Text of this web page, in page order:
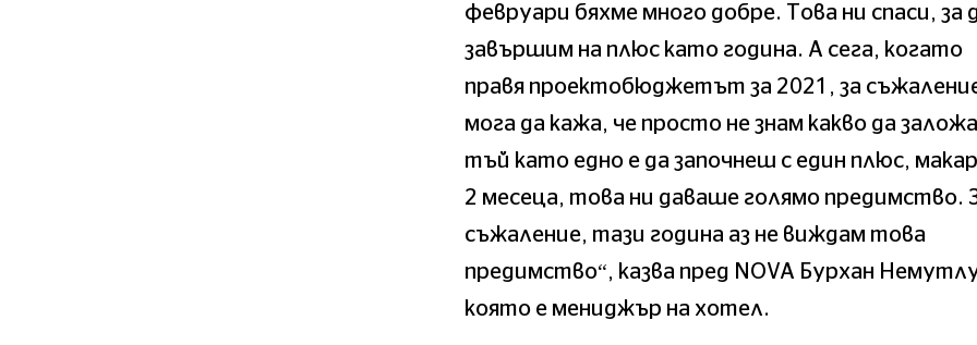
февруари бяхме много добре. Това ни спаси, за
завършим на плюс като година. А сега, когато
правя проектобюджетът за 2021, за
мога да кажа, че просто не знам какво да
тъй като едно е да започнеш с един плюс,
2 месеца, това ни даваше голямо предимство.
съжаление, тази година аз не виждам това
предимство“, казва пред NOVA Бурхан
която е мениджър на хотел.